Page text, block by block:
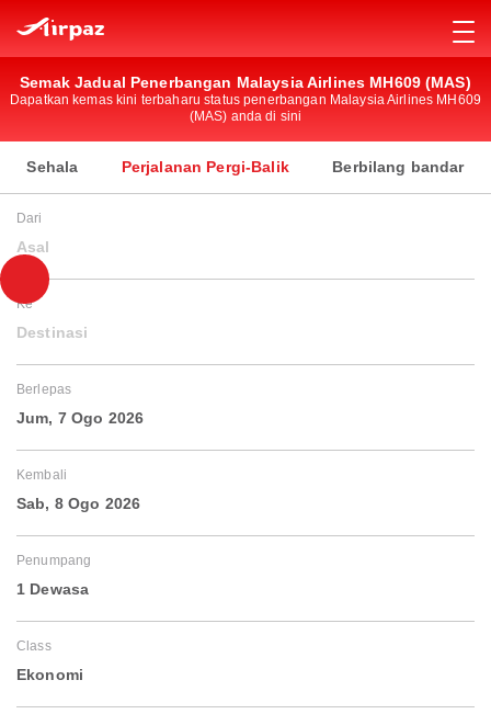
Semak Jadual Penerbangan Malaysia Airlines MH609 (MAS)
Dapatkan kemas kini terbaharu status penerbangan Malaysia Airlines MH609
(MAS) anda di sini
Sehala Perjalanan Pergi-Balik Berbilang bandar
Dari
Asal
Ke
Destinasi
Berlepas
Jum, 7 Ogo 2026
Kembali
Sab, 8 Ogo 2026
Penumpang
1 Dewasa
Class
Ekonomi